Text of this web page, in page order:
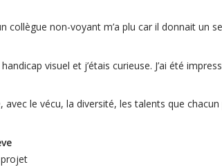
collègue non-voyant m’a plu car il donnait un
visuel et j’étais curieuse. J’ai été
avec le vécu, la diversité, les talents que
projet